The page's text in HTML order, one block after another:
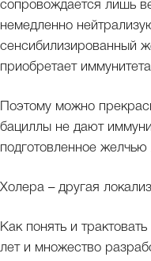
сопровождается лишь
немедленно
сенсибилизированный
приобретает
Поэтому можно
бациллы не дают
подготовленное
Холера – другая
Как понять и
лет и множество